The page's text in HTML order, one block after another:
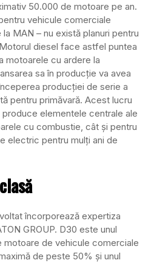
50.000 de motoare pe an.
vehicule comerciale
MAN – nu există planuri pentru
diesel face astfel puntea
motoarele cu ardere la
sa în producție va avea
producției de serie a
pentru primăvară. Acest lucru
elementele centrale ale
cu combustie, cât și pentru
electric pentru mulți ani de
încorporează expertiza
GROUP. D30 este unul
motoare de vehicule comerciale
de peste 50% și unul